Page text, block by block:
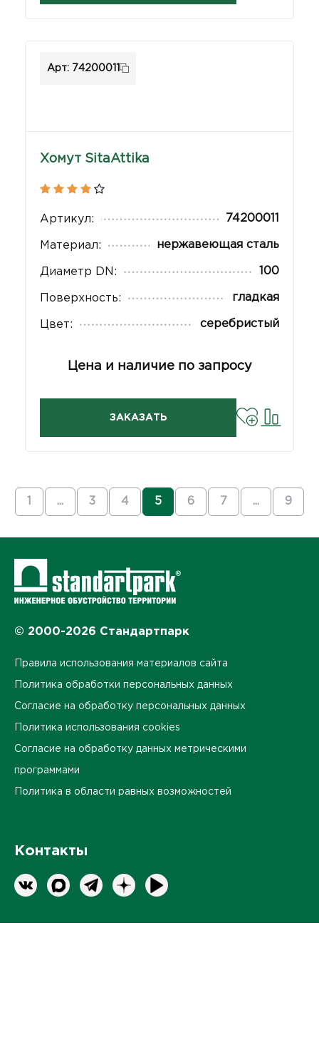
Арт: 74200011
Хомут SitaAttika
Артикул: 74200011
Материал: нержавеющая сталь
Диаметр DN: 100
Поверхность: гладкая
Цвет: серебристый
Цена и наличие по запросу
ЗАКАЗАТЬ
1 ... 3 4 5 6 7 ... 9
© 2000-2026 Стандартпарк
Правила использования материалов сайта
Политика обработки персональных данных
Согласие на обработку персональных данных
Политика использования cookies
Согласие на обработку данных метрическими
программами
Политика в области равных возможностей
Контакты